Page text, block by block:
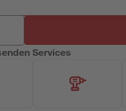
Services